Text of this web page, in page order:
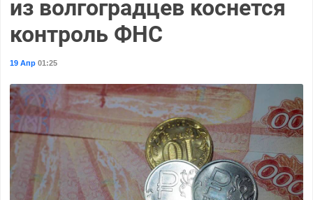
из волгоградцев коснется
контроль ФНС
19 Апр01:25